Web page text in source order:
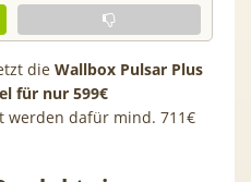
die Wallbox Pulsar Plus
für nur 599€
werden dafür mind. 711€